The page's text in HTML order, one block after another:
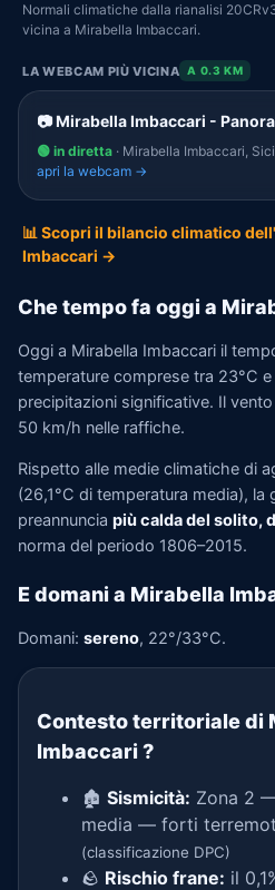
Normali climatiche dalla rianalisi
vicina a Mirabella Imbaccari.
LA WEBCAM PIÙ VICINA A 0.3 KM
📷 Mirabella Imbaccari -
🟢 in diretta · Mirabella Imbaccari,
apri la webcam →
📊 Scopri il bilancio climatico
Imbaccari →
Che tempo fa oggi a
Oggi a Mirabella Imbaccari il
temperature comprese tra 23°C
precipitazioni significative. Il
50 km/h nelle raffiche.
Rispetto alle medie climatiche di
(26,1°C di temperatura media), la
preannuncia più calda del solito,
norma del periodo 1806–2015.
E domani a Mirabella
Domani: sereno, 22°/33°C.
Contesto territoriale di
Imbaccari ?
🏚️ Sismicità: Zona 2
media — forti
(classificazione DPC)
🪨 Rischio frane: il